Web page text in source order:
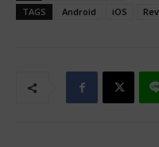
TAGS
Android iOS